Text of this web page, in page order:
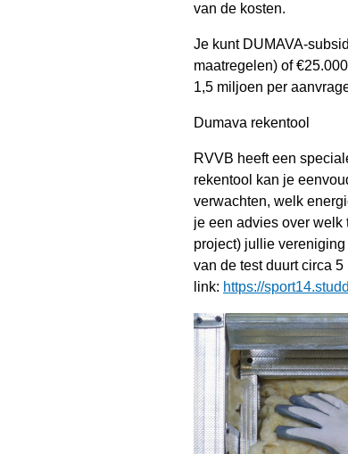
van de kosten.
Je kunt DUMAVA-
maatregelen) of
1,5 miljoen per
Dumava rekentool
RVVB heeft een
rekentool kan je
verwachten, welk
je een advies over welk
project) jullie
van de test duurt circa
link: https://